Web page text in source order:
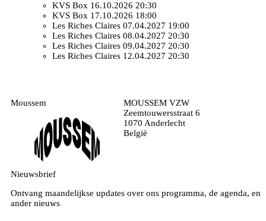
KVS Box 16.10.2026 20:30
KVS Box 17.10.2026 18:00
Les Riches Claires 07.04.2027 19:00
Les Riches Claires 08.04.2027 20:30
Les Riches Claires 09.04.2027 20:30
Les Riches Claires 12.04.2027 20:30
Moussem
MOUSSEM VZW
Zeemtouwersstraat 6
1070 Anderlecht
België
Nieuwsbrief
Ontvang maandelijkse updates over ons programma, de agenda, en
ander nieuws